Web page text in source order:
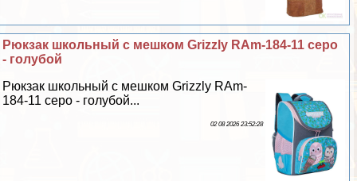
Рюкзак школьный с мешком Grizzly RAm-184-11 серо
- гoлyбой
Рюкзак школьный с мешком Grizzly RAm-
184-11 серо - гoлyбой...
02 08 2026 23:52:28